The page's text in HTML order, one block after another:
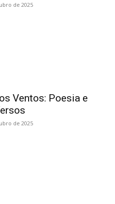
de 2025
Ventos: Poesia e
de 2025